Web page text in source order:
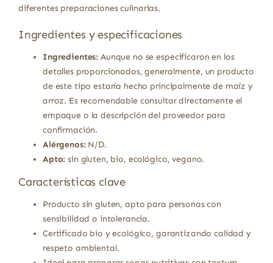
diferentes preparaciones culinarias.
Ingredientes y especificaciones
Ingredientes: Aunque no se especificaron en los
detalles proporcionados, generalmente, un producto
de este tipo estaría hecho principalmente de maíz y
arroz. Es recomendable consultar directamente el
empaque o la descripción del proveedor para
confirmación.
Alérgenos:N/D.
Apto: sin gluten, bio, ecológico, vegano.
Características clave
Producto sin gluten, apto para personas con
sensibilidad o intolerancia.
Certificado bio y ecológico, garantizando calidad y
respeto ambiental.